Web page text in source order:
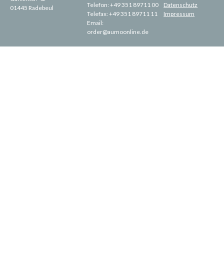
01445 Radebeul
Telefon: +49 351 89711 00
Telefax: +49 351 89711 11
Email:
order@aumoonline.de
Datenschutz
Impressum